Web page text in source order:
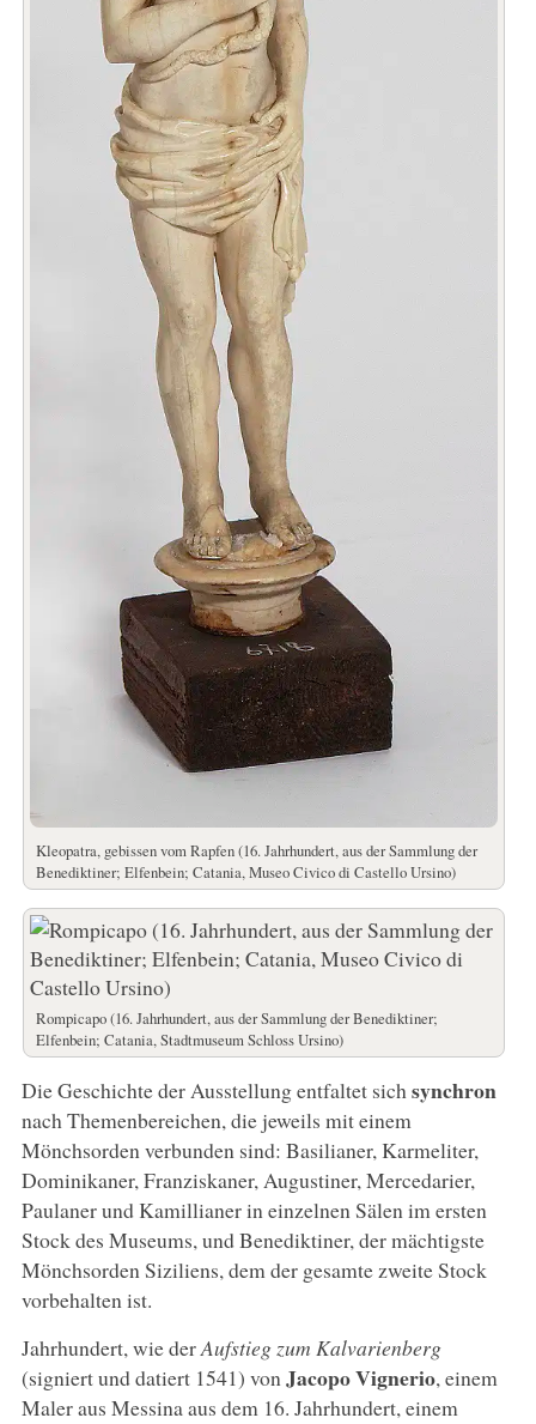
Kleopatra, gebissen vom Rapfen (16. Jahrhundert, aus der Sammlung der
Benediktiner; Elfenbein; Catania, Museo Civico di Castello Ursino)
Rompicapo (16. Jahrhundert, aus der Sammlung der Benediktiner;
Elfenbein; Catania, Stadtmuseum Schloss Ursino)
Die Geschichte der Ausstellung entfaltet sichsynchron
nach Themenbereichen, die jeweils mit einem
Mönchsorden verbunden sind: Basilianer, Karmeliter,
Dominikaner, Franziskaner, Augustiner, Mercedarier,
Paulaner und Kamillianer in einzelnen Sälen im ersten
Stock des Museums, und Benediktiner, der mächtigste
Mönchsorden Siziliens, dem der gesamte zweite Stock
vorbehalten ist.
Jahrhundert, wie derAufstieg zum Kalvarienberg
(signiert und datiert 1541) vonJacopo Vignerio, einem
Maler aus Messina aus dem 16. Jahrhundert, einem